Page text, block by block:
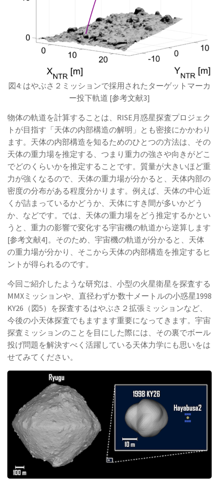
図4: はやぶさ２ミッションで採用されたターゲットマーカ
ー投下軌道 [参考文献3]
物体の軌道を計算することは、RISE月惑星探査プロジェク
トが目指す「天体の内部構造の解明」とも密接にかかわり
ます。天体の内部構造を知るためのひとつの方法は、その
天体の重力場を推定する、つまり重力の強さや向きがどこ
でどのくらいかを推定することです。質量が大きいほど重
力が強くなるので、天体の重力場が分かると、天体内部の
密度の分布がある程度分かります。例えば、天体の中心近
くが詰まっているかどうか、天体にすき間が多いかどう
か、などです。では、天体の重力場をどう推定するかとい
うと、重力の影響で変化する宇宙機の軌道から逆算します
[参考文献4]。そのため、宇宙機の軌道が分かると、天体
の重力場が分かり、そこから天体の内部構造を推定するヒ
ントが得られるのです。
今回ご紹介したような研究は、小型の火星衛星を探査する
MMXミッションや、直径わずか数十メートルの小惑星1998
KY26（図5）を探査するはやぶさ２拡張ミッションなど、
今後の小天体探査でもますます重要になってきます。宇宙
探査ミッションのことを目にした際には、その裏でボール
投げ問題を解決すべく活躍している天体力学にも思いをは
せてみてください。